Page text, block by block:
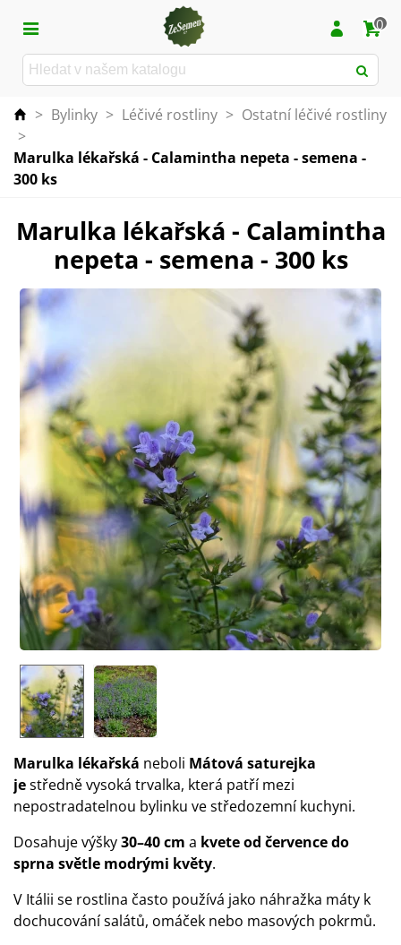
0
> Bylinky > Léčivé rostliny > Ostatní léčivé rostliny
>
Marulka lékařská - Calamintha nepeta - semena -
300 ks
Marulka lékařská - Calamintha
nepeta - semena - 300 ks
Marulka lékařská neboli Mátová saturejka
jestředně vysoká trvalka, která patří mezi
nepostradatelnou bylinku ve středozemní kuchyni.
Dosahuje výšky30–40 cm a kvete od července do
sprna světle modrými květy.
V Itálii se rostlina často používá jako náhražka máty k
dochucování salátů, omáček nebo masových pokrmů.